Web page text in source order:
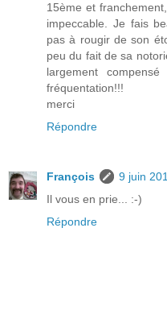
15ème et
impeccable. Je fais
pas à rougir de son
peu du fait de sa
largement
fréquentation!!!
merci
Répondre
François
9 juin
Il vous en prie... :-)
Répondre